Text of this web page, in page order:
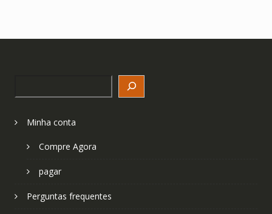
Minha conta
Compre Agora
pagar
Perguntas frequentes